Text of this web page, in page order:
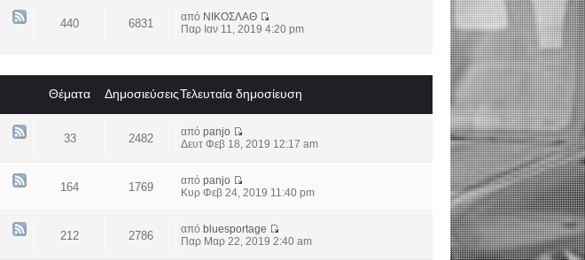
440 6831 από ΝΙΚΟΣΛΑΘ
Παρ Ιαν 11, 2019 4:20 pm
Θέματα ΔημοσιεύσειςΤελευταία δημοσίευση
33 2482 απόpanjo
Δευτ Φεβ 18, 2019 12:17 am
164 1769 απόpanjo
Κυρ Φεβ 24, 2019 11:40 pm
212 2786 από bluesportage
Παρ Μαρ 22, 2019 2:40 am